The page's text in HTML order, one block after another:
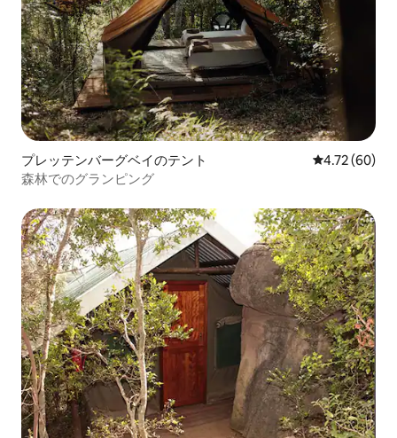
プレッテンバーグベイのテント レビュー60
4.72 (60)
森林でのグランピング